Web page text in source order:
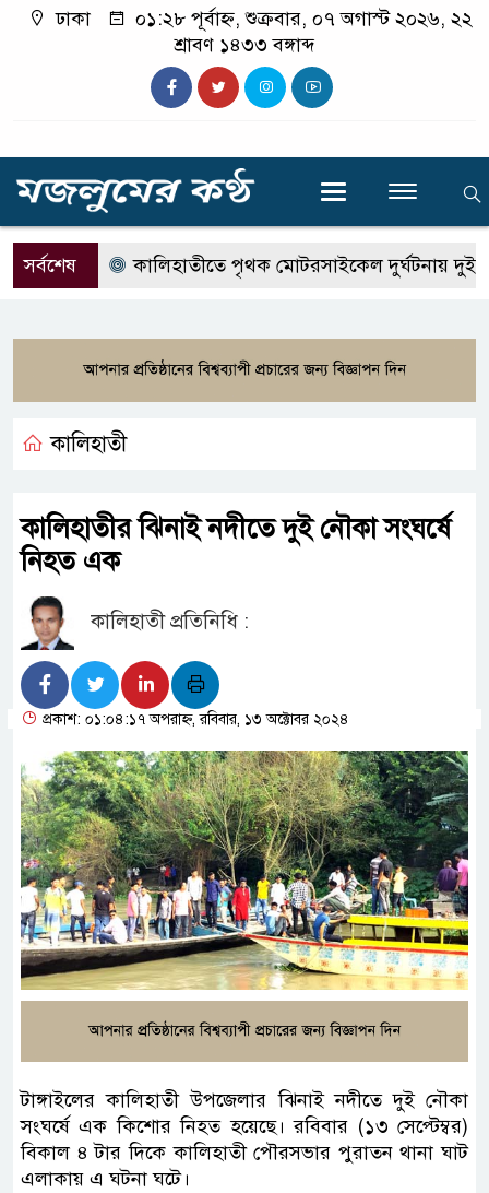
ঢাকা
০১:২৮ পূর্বাহ্ন, শুক্রবার, ০৭ অগাস্ট ২০২৬, ২২
শ্রাবণ ১৪৩৩ বঙ্গাব্দ
সর্বশেষ কালিহাতীতে পৃথক মোটরসাইকেল দুর্ঘটনায় দুই
কালিহাতী
কালিহাতীর ঝিনাই নদীতে দুই নৌকা সংঘর্ষে
নিহত এক
কালিহাতী প্রতিনিধি :
প্রকাশ: ০১:০৪:১৭ অপরাহ্ন, রবিবার, ১৩ অক্টোবর ২০২৪
টাঙ্গাইলের কালিহাতী উপজেলার ঝিনাই নদীতে দুই নৌকা
সংঘর্ষে এক কিশোর নিহত হয়েছে। রবিবার (১৩ সেপ্টেম্বর)
বিকাল ৪ টার দিকে কালিহাতী পৌরসভার পুরাতন থানা ঘাট
এলাকায় এ ঘটনা ঘটে।